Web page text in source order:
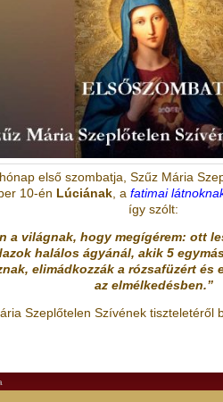
első szombatja, Szűz Mária
10-én Lúciának, a fatimai
így szólt:
a világnak, hogy megígérem: ott
halálos ágyánál, akik 5
elimádkozzák a rózsafüzért
az elmélkedésben.”
Szeplőtelen Szívének tiszteletéről